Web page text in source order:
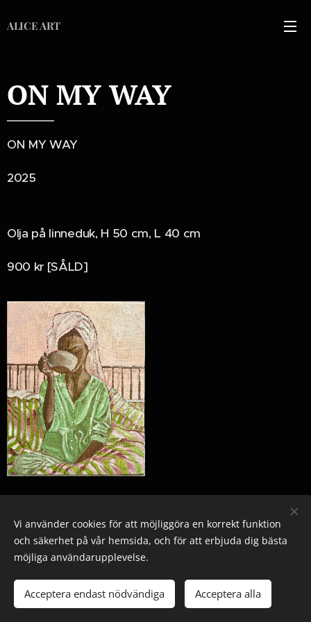
ALICE ART
ON MY WAY
ON MY WAY
2025
Olja på linneduk, H 50 cm, L 40 cm
900 kr [SÅLD]
Skapad medWebnode Cookies
Vi använder cookies för att möjliggöra en korrekt funktion
och säkerhet på vår hemsida, och för att erbjuda dig bästa
möjliga användarupplevelse.
Acceptera endast nödvändiga Acceptera alla